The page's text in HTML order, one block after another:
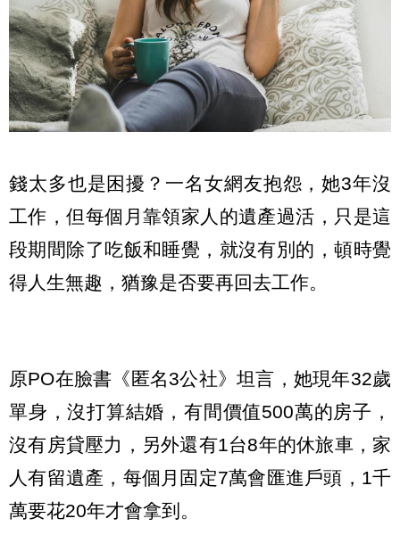
錢太多也是困擾？一名女網友抱怨，她3年沒
工作，但每個月靠領家人的遺產過活，只是這
段期間除了吃飯和睡覺，就沒有別的，頓時覺
得人生無趣，猶豫是否要再回去工作。
原PO在臉書《匿名3公社》坦言，她現年32歲
單身，沒打算結婚，有間價值500萬的房子，
沒有房貸壓力，另外還有1台8年的休旅車，家
人有留遺產，每個月固定7萬會匯進戶頭，1千
萬要花20年才會拿到。